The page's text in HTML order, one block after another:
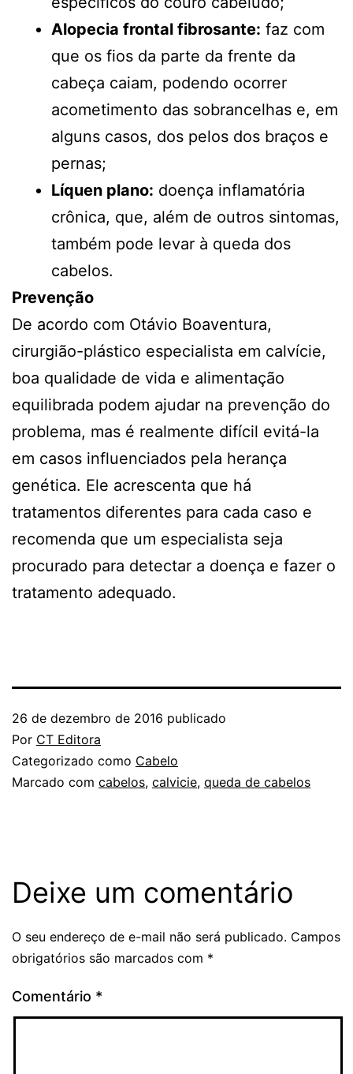
Alopecia frontal fibrosante: faz com
que os fios da parte da frente da
cabeça caiam, podendo ocorrer
acometimento das sobrancelhas e, em
alguns casos, dos pelos dos braços e
pernas;
Líquen plano: doença inflamatória
crônica, que, além de outros sintomas,
também pode levar à queda dos
cabelos.
Prevenção
De acordo com Otávio Boaventura,
cirurgião-plástico especialista em calvície,
boa qualidade de vida e alimentação
equilibrada podem ajudar na prevenção do
problema, mas é realmente difícil evitá-la
em casos influenciados pela herança
genética. Ele acrescenta que há
tratamentos diferentes para cada caso e
recomenda que um especialista seja
procurado para detectar a doença e fazer o
tratamento adequado.
26 de dezembro de 2016 publicado
Por CT Editora
Categorizado como Cabelo
Marcado com cabelos, calvicie, queda de cabelos
Deixe um comentário
O seu endereço de e-mail não será publicado. Campos
obrigatórios são marcados com *
Comentário *